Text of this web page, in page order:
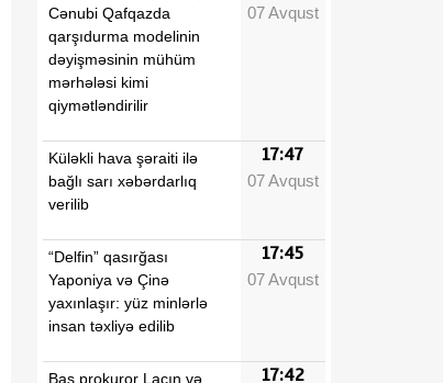
Cənubi Qafqazda
qarşıdurma modelinin
dəyişməsinin mühüm
mərhələsi kimi
qiymətləndirilir
07 Avqust
Küləkli hava şəraiti ilə
bağlı sarı xəbərdarlıq
verilib
17:47
07 Avqust
“Delfin” qasırğası
Yaponiya və Çinə
yaxınlaşır: yüz minlərlə
insan təxliyə edilib
17:45
07 Avqust
Baş prokuror Laçın və
17:42